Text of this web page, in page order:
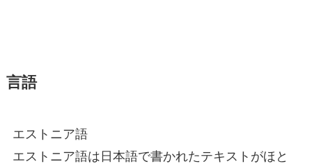
言語
エストニア語
エストニア語は日本語で書かれたテキストがほと